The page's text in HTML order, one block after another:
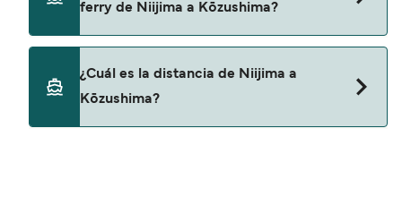
ferry de Niijima a Kōzushima?
¿Cuál es la distancia de Niijima a
Kōzushima?